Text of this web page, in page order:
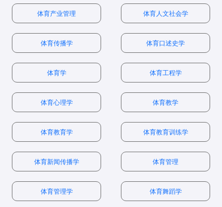
心理物理学方法
典型题型：实验设计题、数据分析题。
3. 心理统计与测量（30-40分）
核心考点：
描述统计与推断统计
心理测验的编制与评估
典型题型：计算题、应用题。
三、代表院校考试科目示例
院校
专业
课代
考试内容 特殊要求
实验心理学：
《实验心理学》（郭秀艳）
心理统计学：
《行为科学统计》（格拉维特）
2. 近年命题趋势
实验设计题占比提升
统计分析方法的应用
3. 真题获取渠道
院校官网
二、近年招生数据对比（2023年）
院校
招生人数
（统考）
数线
5-10人 390+ 20:1
认知神经科学方向竞争
北京师
范大学
20-25人
发展与教育心理学占比
50%
华东师
范大学
15-20人
基础心理学方向需心理
学专业背景
10-15人 365 7:1
要求相关实习经验
西南大
学
国家线
（340）
发展与教育心理学方向
✅ 学术性强：适合未来深造（读博、进高校或研究机
构）
✅研究能力培养：掌握实验设计、数据分析等研究技能
跨学科应用：可结合神经科学、人工智能、教育学等
3. 潜在劣势
❌就业面相对窄：相比应用心理学（如临床、咨询），直
接对口岗位较少
部分院校偏理论 ：若学校资源不足，可能缺乏实践机会
二、就业前景分析
1. 主要就业方向
行业 典型岗位
薪资水平
发展路径
神经心理学：探索大脑结构与心理功能的关系。
化。
实验心理学：通过实验方法研究心理现象。
二、报考院校推荐
1. 国内顶尖院校
第一梯队：
北京大学（心理学系）
北京师范大学（心理学院）
华东师范大学（心理与认知科学学院）
体育产业管理 体育人文社会学
体育传播学 体育口述史学
体育学 体育工程学
体育心理学 体育教学
体育教育学 体育教育训练学
体育新闻传播学 体育管理
体育管理学 体育舞蹈学